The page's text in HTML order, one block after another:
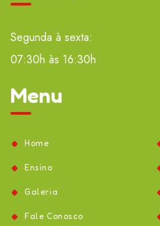
Segunda à sexta:
07:30h às 16:30h
Menu
Home
Ensino
Galeria
Fale Conosco